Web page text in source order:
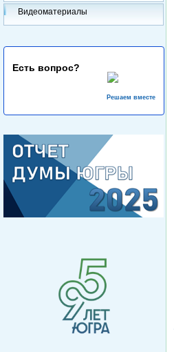
Видеоматериалы
Есть вопрос?
Решаем вместе